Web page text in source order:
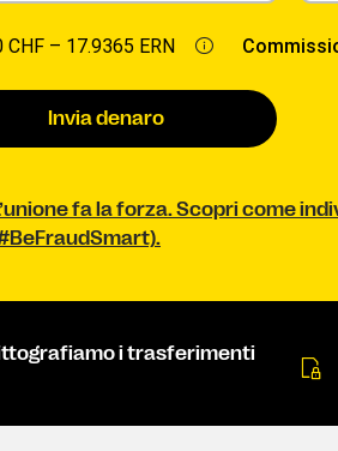
CHF – 17.9365 ERN
Invia denaro
fa la forza. Scopri come
i trasferimenti